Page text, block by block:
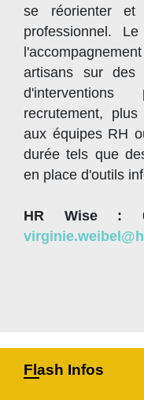
se réorienter et
professionnel.
artisans sur des
recrutement,
aux équipes RH
durée tels que
en place d'outils
HR Wise :
Flash Infos